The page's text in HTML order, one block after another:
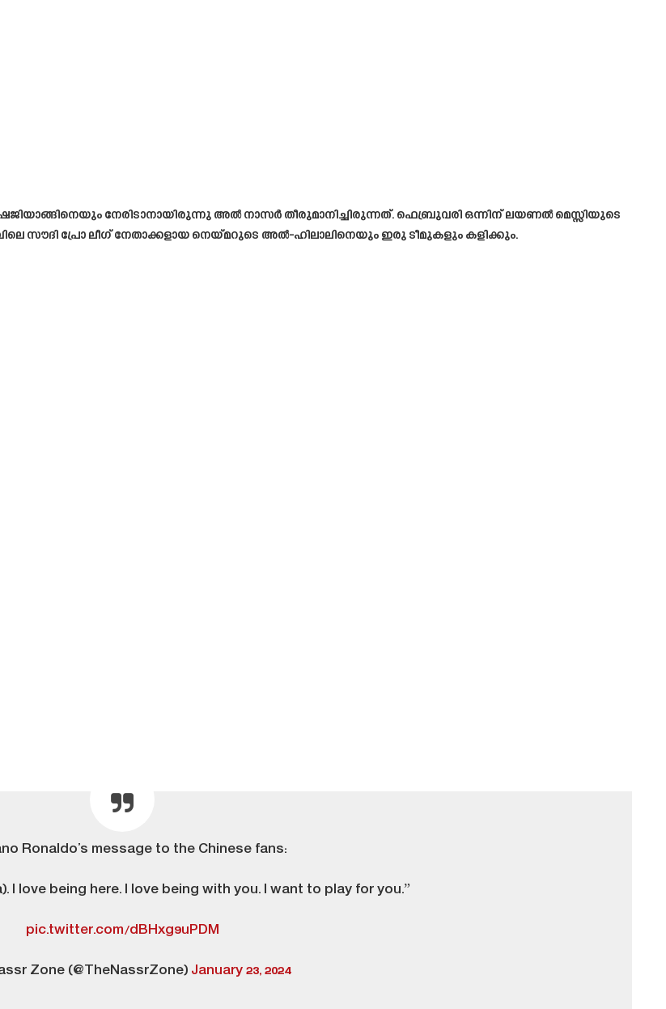
നേരിടാനായിരുന്നു അൽ നാസർ തീരുമാനിച്ചിരുന്നത്. ഫെബ്രുവരി ഒന്നിന് ലയണൽ മെസ്സിയുടെ
സൗദി പ്രോ ലീഗ് നേതാക്കളായ നെയ്മറുടെ അൽ-ഹിലാലിനെയും ഇരു ടീമുകളും കളിക്കും.
Ronaldo’s message to the Chinese fans:
I love being here. I love being with you. I want to play for you.”
pic.twitter.com/dBHxg9uPDM
Zone (@TheNassrZone) January 23, 2024